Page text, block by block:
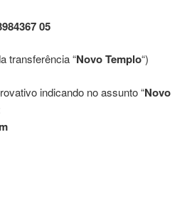
05
transferência “Novo Templo“)
indicando no assunto “Novo